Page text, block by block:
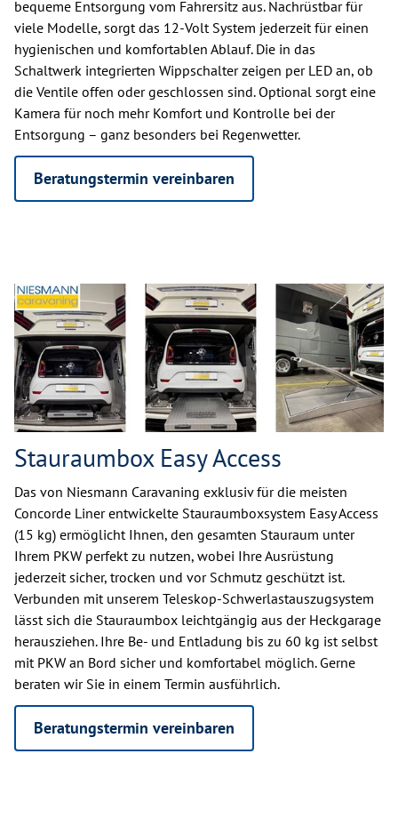
bequeme Entsorgung vom Fahrersitz aus. Nachrüstbar für
viele Modelle, sorgt das 12-Volt System jederzeit für einen
hygienischen und komfortablen Ablauf. Die in das
Schaltwerk integrierten Wippschalter zeigen per LED an, ob
die Ventile offen oder geschlossen sind. Optional sorgt eine
Kamera für noch mehr Komfort und Kontrolle bei der
Entsorgung – ganz besonders bei Regenwetter.
Beratungstermin vereinbaren
Stauraumbox Easy Access
Das von Niesmann Caravaning exklusiv für die meisten
Concorde Liner entwickelte Stauraumboxsystem Easy Access
(15 kg) ermöglicht Ihnen, den gesamten Stauraum unter
Ihrem PKW perfekt zu nutzen, wobei Ihre Ausrüstung
jederzeit sicher, trocken und vor Schmutz geschützt ist.
Verbunden mit unserem Teleskop-Schwerlastauszugsystem
lässt sich die Stauraumbox leichtgängig aus der Heckgarage
herausziehen. Ihre Be- und Entladung bis zu 60 kg ist selbst
mit PKW an Bord sicher und komfortabel möglich. Gerne
beraten wir Sie in einem Termin ausführlich.
Beratungstermin vereinbaren